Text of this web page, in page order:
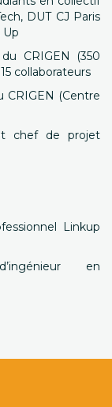
DUT CJ Paris
Up
CRIGEN (350
collaborateurs
CRIGEN (Centre
chef de projet
Linkup
en